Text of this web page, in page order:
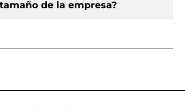
de la empresa?